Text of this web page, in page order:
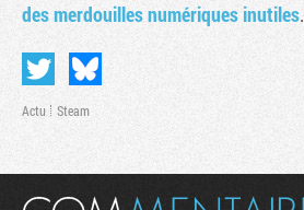
des merdouilles numériques inutiles.
Actu Steam